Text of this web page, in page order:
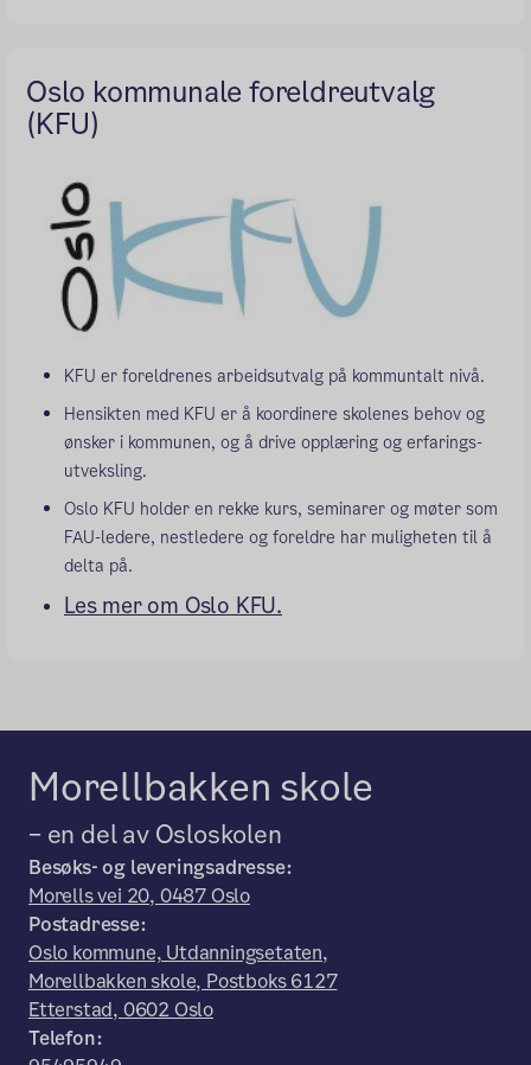
Oslo kommunale foreldreutvalg
(KFU)
KFU er foreldrenes arbeidsutvalg på kommuntalt nivå.
Hensikten med KFU er å koordinere skolenes behov og
ønsker i kommunen, og å drive opplæring og erfarings-
utveksling.
Oslo KFU holder en rekke kurs, seminarer og møter som
FAU-ledere, nestledere og foreldre har muligheten til å
delta på.
Les mer om Oslo KFU.
Morellbakken skole
– en del av Osloskolen
Besøks- og leveringsadresse:
Morells vei 20, 0487 Oslo
Postadresse:
Oslo kommune, Utdanningsetaten,
Morellbakken skole, Postboks 6127
Etterstad, 0602 Oslo
Telefon: